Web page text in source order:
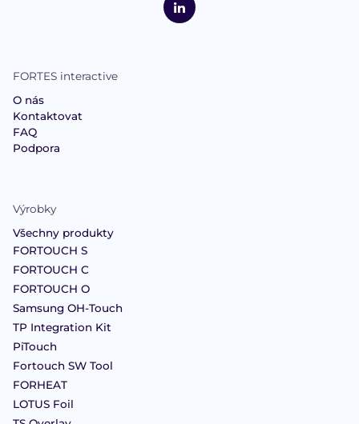
Interactive
LinkedIn
FORTES interactive
O nás
Kontaktovat
FAQ
Podpora
Výrobky
Všechny produkty
FORTOUCH S
FORTOUCH C
FORTOUCH O
Samsung OH-Touch
TP Integration Kit
PiTouch
Fortouch SW Tool
FORHEAT
LOTUS Foil